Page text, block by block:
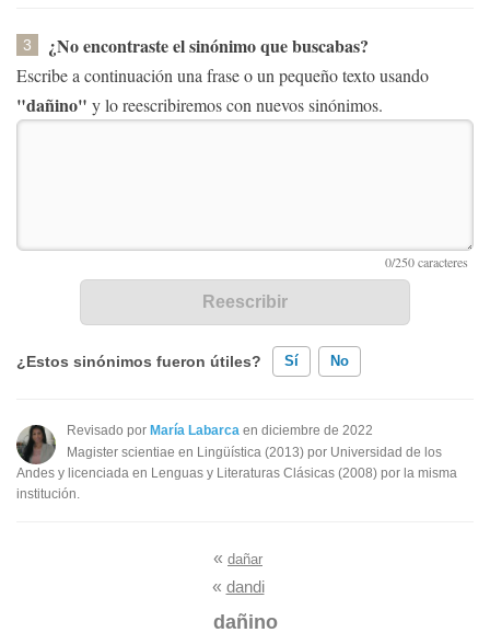
3 ¿No encontraste el sinónimo que buscabas?
Escribe a continuación una frase o un pequeño texto usando
"dañino" y lo reescribiremos con nuevos sinónimos.
¿Estos sinónimos fueron útiles? Sí No
Existen sinónimos incorrectos
Ninguno de los sinónimos presentados me ayudó
Revisado por María Labarca en diciembre de 2022
Magister scientiae en Lingüística (2013) por Universidad de los
Andes y licenciada en Lenguas y Literaturas Clásicas (2008) por la misma
institución.
« dañar
« dandi
dañino